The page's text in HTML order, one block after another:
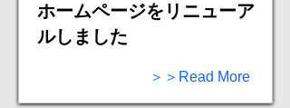
ホームページをリニューア
ルしました
＞＞Read More